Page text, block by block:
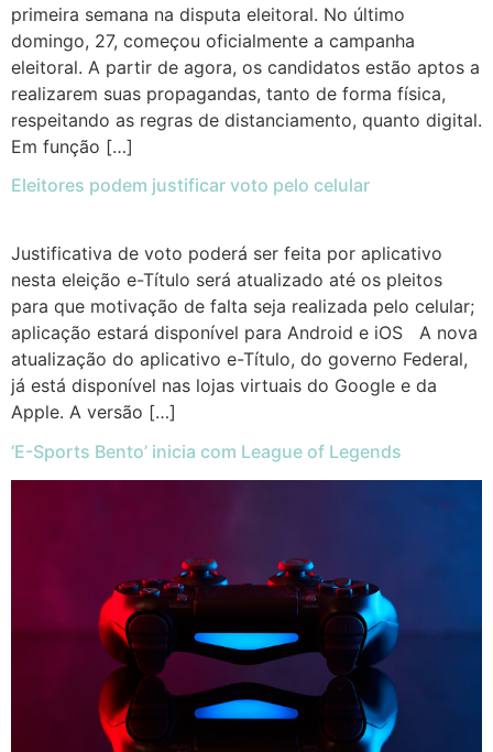
primeira semana na disputa eleitoral. No último
domingo, 27, começou oficialmente a campanha
eleitoral. A partir de agora, os candidatos estão aptos a
realizarem suas propagandas, tanto de forma física,
respeitando as regras de distanciamento, quanto digital.
Em função […]
Eleitores podem justificar voto pelo celular
Justificativa de voto poderá ser feita por aplicativo
nesta eleição e-Título será atualizado até os pleitos
para que motivação de falta seja realizada pelo celular;
aplicação estará disponível para Android e iOS A nova
atualização do aplicativo e-Título, do governo Federal,
já está disponível nas lojas virtuais do Google e da
Apple. A versão […]
‘E-Sports Bento’ inicia com League of Legends